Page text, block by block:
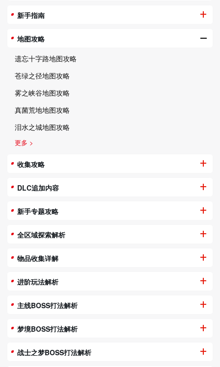
新手指南
地图攻略
遗忘十字路地图攻略
苍绿之径地图攻略
雾之峡谷地图攻略
真菌荒地地图攻略
泪水之城地图攻略
更多 >
收集攻略
DLC追加内容
新手专题攻略
全区域探索解析
物品收集详解
进阶玩法解析
主线BOSS打法解析
梦境BOSS打法解析
战士之梦BOSS打法解析